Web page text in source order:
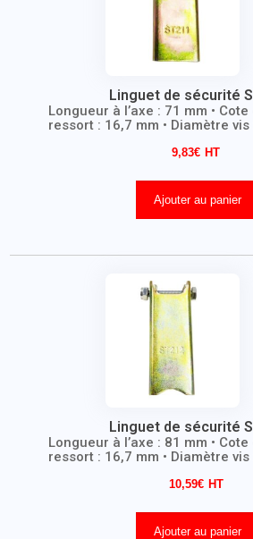
Linguet de sécurité
Longueur à l’axe : 71 mm •
ressort : 16,7 mm • Diamètre vis
9,83€
Ajouter au panier
Linguet de sécurité
Longueur à l’axe : 81 mm •
ressort : 16,7 mm • Diamètre vis
10,59€
Ajouter au panier